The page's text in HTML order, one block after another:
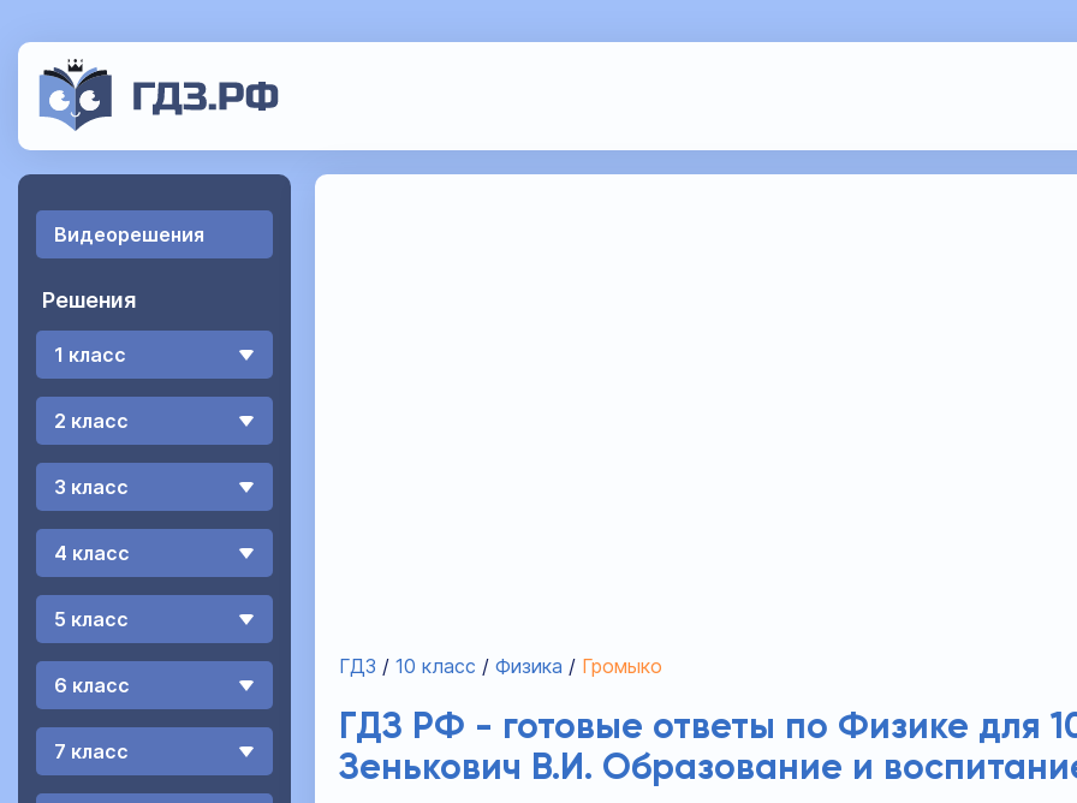
Видеорешения
Решения
1 класс
2 класс
3 класс
4 класс
5 класс
6 класс
7 класс
ГДЗ 10 класс Физика Громыко
ГДЗ РФ - готовые ответы по Физике для
Зенькович В.И. Образование и